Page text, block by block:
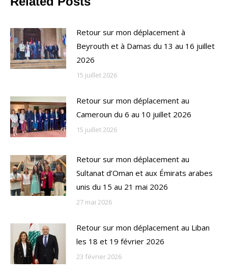
Retour sur mon déplacement à
Beyrouth et à Damas du 13 au 16 juillet
2026
15 juillet 2026
Retour sur mon déplacement au
Cameroun du 6 au 10 juillet 2026
15 juillet 2026
Retour sur mon déplacement au
Sultanat d’Oman et aux Émirats arabes
unis du 15 au 21 mai 2026
27 mai 2026
Retour sur mon déplacement au Liban
les 18 et 19 février 2026
23 février 2026